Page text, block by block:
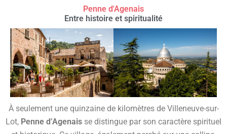
Penne d'Agenais
Entre histoire et spiritualité
À seulement une quinzaine de kilomètres de Villeneuve-sur-
Lot, Penne d’Agenais se distingue par son caractère spirituel